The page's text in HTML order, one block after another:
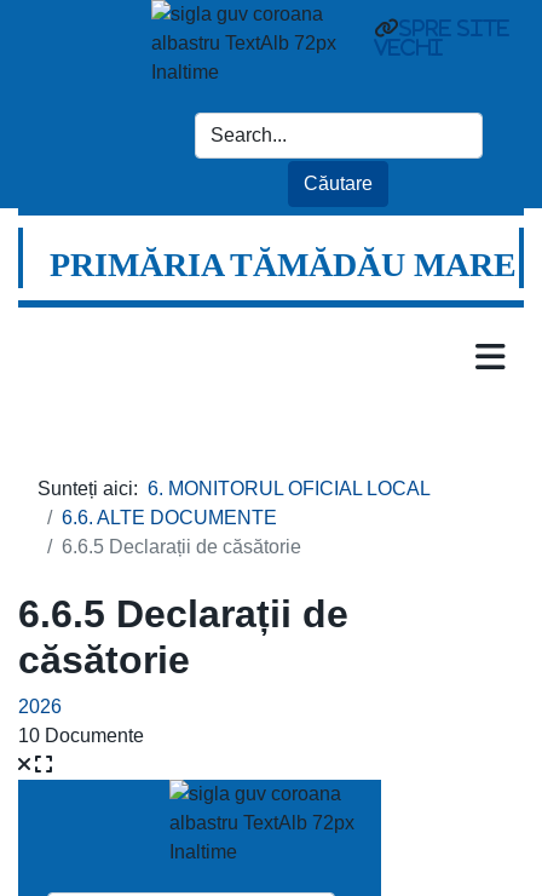
spre site
vechi
PRIMĂRIA TĂMĂDĂU MARE
Sunteți aici: 6. MONITORUL OFICIAL LOCAL
6.6. ALTE DOCUMENTE
6.6.5 Declarații de căsătorie
6.6.5 Declarații de
căsătorie
2026
10 Documente